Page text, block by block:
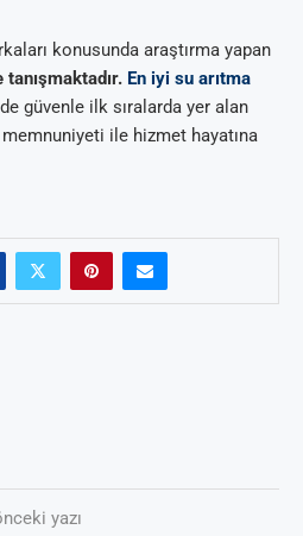
konusunda araştırma yapan
En iyi su arıtma
güvenle ilk sıralarda yer alan
ile hizmet hayatına
yazı